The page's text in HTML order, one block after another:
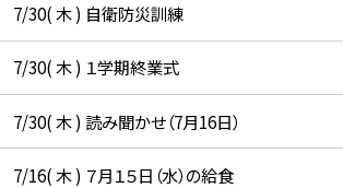
7/30( 木 ) 自衛防災訓練
7/30( 木 ) １学期終業式
7/30( 木 ) 読み聞かせ（7月16日）
7/16( 木 ) ７月１５日（水）の給食